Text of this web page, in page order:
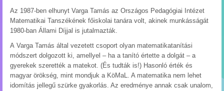
Az 1987-ben elhunyt Varga Tamás az Országos Pedagógiai Intézet
Matematikai Tanszékének főiskolai tanára volt, akinek munkásságát
1980-ban Állami Díjjal is jutalmazták.
A Varga Tamás által vezetett csoport olyan matematikatanítási
módszert dolgozott ki, amellyel – ha a tanító értette a dolgát – a
gyerekek szerették a matekot. (És tudták is!) Hasonló érték és
magyar örökség, mint mondjuk a KöMaL. A matematika nem lehet
idomítás jellegű szürke gyakorlás. Az eredménye annak csak unalom,